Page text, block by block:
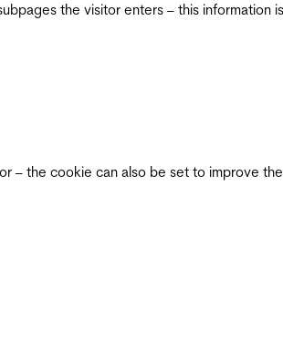
the visitor enters – this information
– the cookie can also be set to improve